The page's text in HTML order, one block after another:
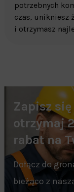
potrzebnych
czas, unikniesz
i otrzymasz
Zapisz
otrzymaj
rabat na
Dołącz do
bieżąco z